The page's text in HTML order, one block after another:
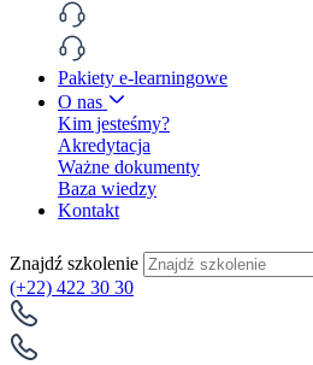
Pakiety e-learningowe
O nas
Kim jesteśmy?
Akredytacja
Ważne dokumenty
Baza wiedzy
Kontakt
Znajdź szkolenie
(+22) 422 30 30